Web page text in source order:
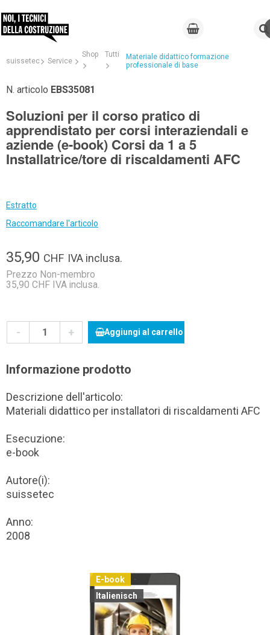
suissetec Service
Shop Tutti
Materiale didattico formazione
professionale di base
N. articolo EBS35081
Soluzioni per il corso pratico di
apprendistato per corsi interaziendali e
aziende (e-book) Corsi da 1 a 5
Installatrice/tore di riscaldamenti AFC
Estratto
Raccomandare l'articolo
35,90 CHF IVA inclusa.
Prezzo Non-membro
35,90 CHF IVA inclusa.
- + Aggiungi al carrello
Informazione prodotto
Descrizione dell'articolo:
Materiali didattico per installatori di riscaldamenti AFC
Esecuzione:
e-book
Autore(i):
suissetec
Anno:
2008
E-book
Italienisch